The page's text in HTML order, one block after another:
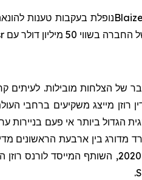
Blaizeנופלת בעקבות טענות
50 מיליון דולר עם
של הצלחות מובילות. לעיתים
מייצג משקיעים ברחבי העולם,
הגדול ביותר אי פעם בניירות
.